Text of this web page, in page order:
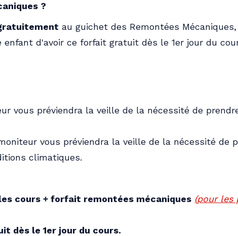
?
au guichet des Remontées
d'avoir ce forfait gratuit dès le 1er jour du
vous préviendra la veille de la nécessité de
vous préviendra la veille de la nécessité de
climatiques.
cours + forfait remontées mécaniques (pour les
dès le 1er jour du cours.